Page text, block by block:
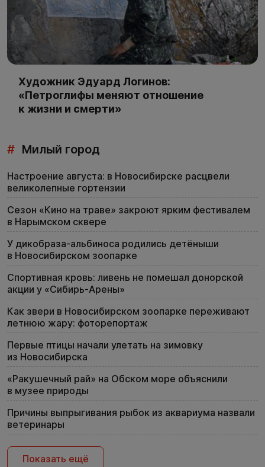
Художник Эдуард Логинов:
«Петроглифы меняют отношение
к жизни и смерти»
# Милый город
Настроение августа: в Новосибирске расцвели
великолепные гортензии
Сезон «Кино на траве» закроют ярким фестивалем
в Нарымском сквере
У дикобраза-альбиноса родились детёныши
в Новосибирском зоопарке
Спортивная кровь: ливень не помешал донорской
акции у «Сибирь-Арены»
Как звери в Новосибирском зоопарке переживают
летнюю жару: фоторепортаж
Первые птицы начали улетать на зимовку
из Новосибирска
«Ракушечный рай» на Обском море объяснили
в музее природы
Причины выпрыгивания рыбок из аквариума назвали
ветеринары
Показать ещё